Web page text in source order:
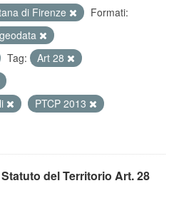
di Firenze
Formati:
geodata
Tag:
Art 28
PTCP 2013
del Territorio Art. 28